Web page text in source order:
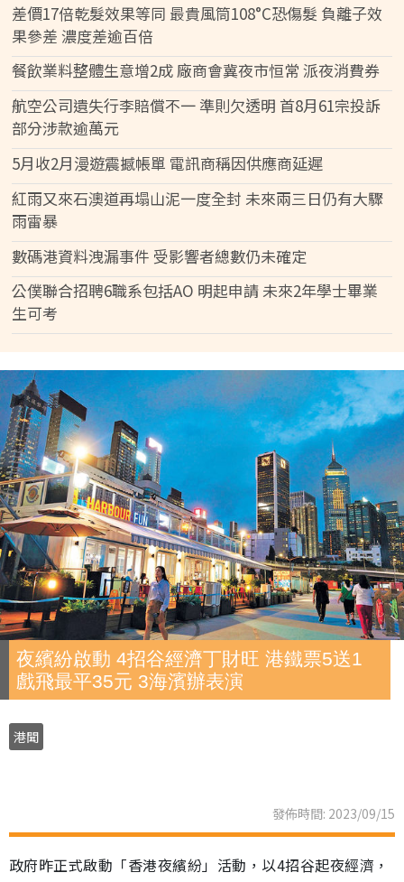
差價17倍乾髮效果等同 最貴風筒108°C恐傷髮 負離子效
果參差 濃度差逾百倍
餐飲業料整體生意增2成 廠商會冀夜市恒常 派夜消費券
航空公司遺失行李賠償不一 準則欠透明 首8月61宗投訴
部分涉款逾萬元
5月收2月漫遊震撼帳單 電訊商稱因供應商延遲
紅雨又來石澳道再塌山泥一度全封 未來兩三日仍有大驟
雨雷暴
數碼港資料洩漏事件 受影響者總數仍未確定
公僕聯合招聘6職系包括AO 明起申請 未來2年學士畢業
生可考
夜繽紛啟動 4招谷經濟丁財旺 港鐵票5送1
戲飛最平35元 3海濱辦表演
港聞
發佈時間: 2023/09/15
政府昨正式啟動「香港夜繽紛」活動，以4招谷起夜經濟，